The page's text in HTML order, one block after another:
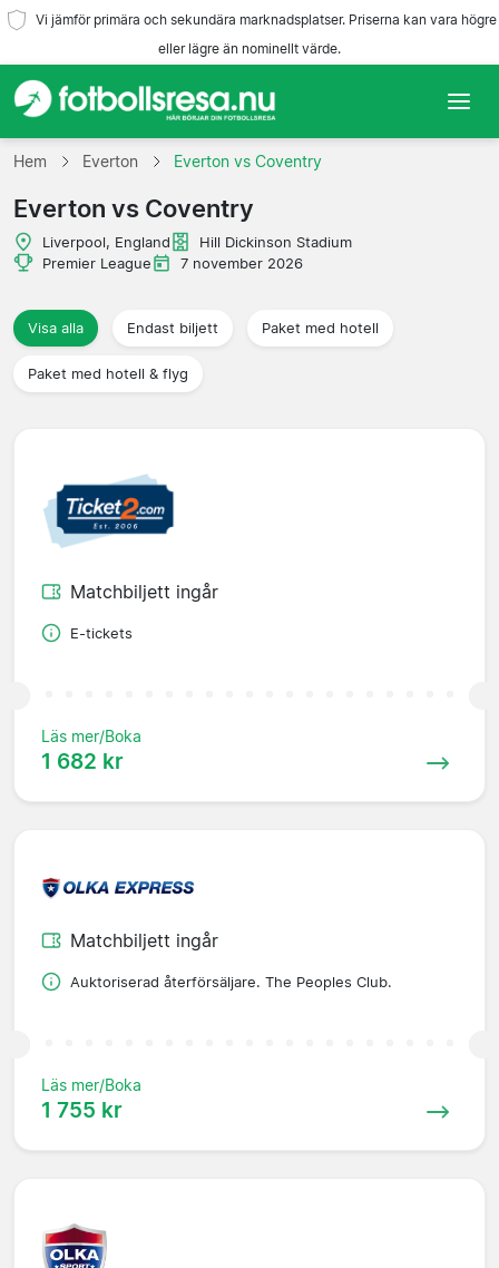
Vi jämför primära och sekundära marknadsplatser. Priserna kan vara högre
eller lägre än nominellt värde.
Hem
Lag
Ligor
Resebyråer
Hem Everton Everton vs Coventry
Everton vs Coventry
Liverpool, England
Hill Dickinson Stadium
Premier League
7 november 2026
Visa alla Endast biljett Paket med hotell
Paket med hotell & flyg
Matchbiljett ingår
E-tickets
Läs mer/Boka
1 682 kr
Matchbiljett ingår
Auktoriserad återförsäljare. The Peoples Club.
Läs mer/Boka
1 755 kr